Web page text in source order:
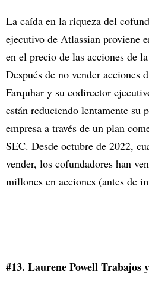
La caída en la riqueza del
ejecutivo de Atlassian proviene
en el precio de las acciones de
Después de no vender acciones
Farquhar y su codirector
están reduciendo lentamente su
empresa a través de un plan
SEC. Desde octubre de 2022,
vender, los cofundadores han
millones en acciones (antes de
#13. Laurene Powell Trabajos